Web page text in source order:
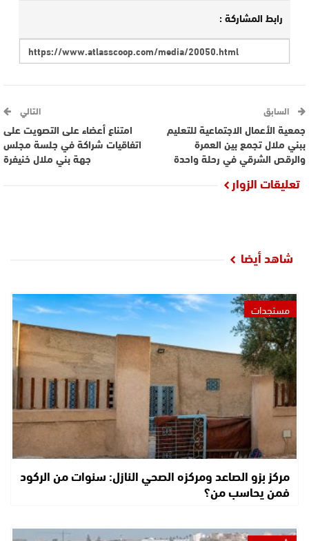
رابط المشاركة :
السابق
جمعية الأعمال الاجتماعية للتعليم
ببني ملال تجمع بين العمرة
والرقص الشرقي في رحلة واحدة
التالي
امتناع أعضاء على التصويت على
اتفاقيات شراكة في جلسة مجلس
جهة بني ملال خنيفرة
تعليقات الزوار
شاهد أيضا
مستجدات
مركز بزو الصاعد ومركزه الصحي النازل: سنوات من الركود
فمن يحاسب من؟